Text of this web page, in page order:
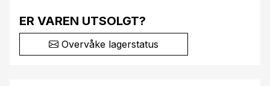
ER VAREN UTSOLGT?
Overvåke lagerstatus